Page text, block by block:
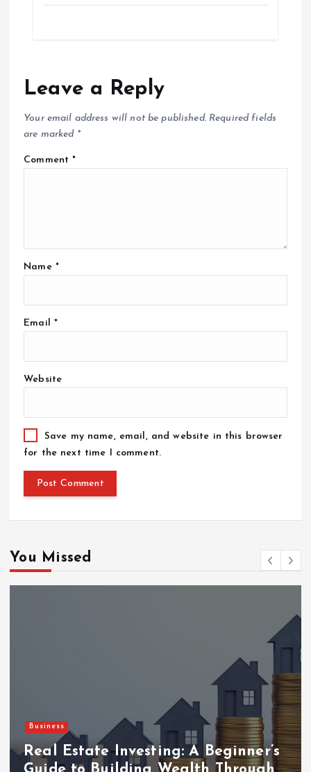
Leave a Reply
Your email address will not be published. Required fields
are marked *
Comment*
Name *
Email *
Website
Save my name, email, and website in this browser
for the next time I comment.
You Missed
Business
Real Estate Investing: A Beginner’s